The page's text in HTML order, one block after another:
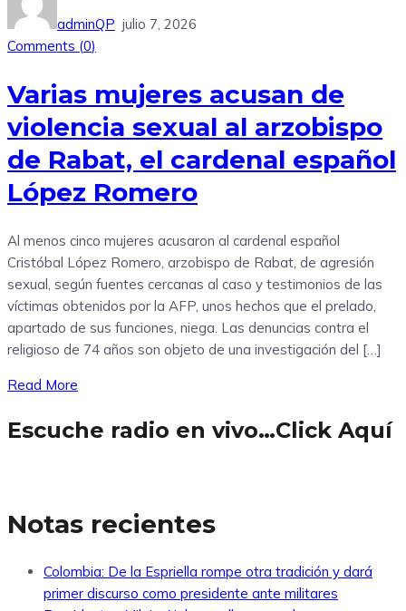
adminQP julio 7, 2026
Comments (0)
Varias mujeres acusan de
violencia sexual al arzobispo
de Rabat, el cardenal español
López Romero
Al menos cinco mujeres acusaron al cardenal español
Cristóbal López Romero, arzobispo de Rabat, de agresión
sexual, según fuentes cercanas al caso y testimonios de las
víctimas obtenidos por la AFP, unos hechos que el prelado,
apartado de sus funciones, niega. Las denuncias contra el
religioso de 74 años son objeto de una investigación del […]
Read More
Escuche radio en vivo…Click Aquí
Notas recientes
Colombia: De la Espriella rompe otra tradición y dará
primer discurso como presidente ante militares